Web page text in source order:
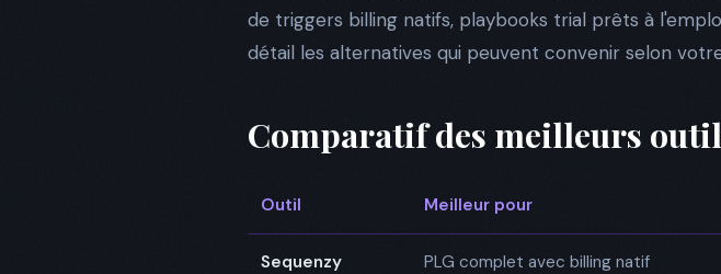
de triggers billing natifs, playbooks trial prêts à
détail les alternatives qui peuvent convenir selon
Comparatif des meilleurs
Outil Meilleur pour
Sequenzy PLG complet avec billing natif